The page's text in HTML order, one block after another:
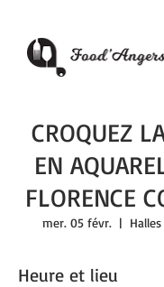
CROQUEZ
EN
FLORENCE
mer. 05 févr.
  |
Heure et lieu